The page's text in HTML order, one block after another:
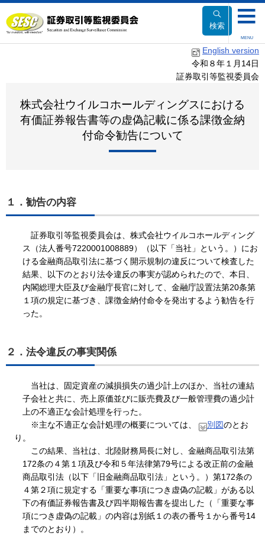
文
へ
検索
MENU
English version
令和８年１月14日
証券取引等監視委員会
株式会社ウイルコホールディングスにおける
有価証券報告書等の虚偽記載に係る課徴金納
付命令勧告について
１．勧告の内容
証券取引等監視委員会は、株式会社ウイルコホールディング
ス（法人番号7220001008889）（以下「当社」という。）にお
ける金融商品取引法に基づく開示規制の違反について検査した
結果、以下のとおり法令違反の事実が認められたので、本日、
内閣総理大臣及び金融庁長官に対して、金融庁設置法第20条第
１項の規定に基づき、課徴金納付命令を発出するよう勧告を行
った。
２．法令違反の事実関係
当社は、固定資産の減損損失の過少計上のほか、当社の連結
子会社と共に、売上原価並びに販売費及び一般管理費の過少計
上の不適正な会計処理を行った。
※主な不適正な会計処理の概要については、
別図のとお
り。
この結果、当社は、北陸財務局長に対し、金融商品取引法第
172条の４第１項及び令和５年法律第79号による改正前の金融
商品取引法（以下「旧金融商品取引法」という。）第172条の
４第２項に規定する「重要な事項につき虚偽の記載」がある以
下の有価証券報告書及び四半期報告書を提出した（「重要な事
項につき虚偽の記載」の内容は別紙１の表の番号１から番号14
までのとおり）。